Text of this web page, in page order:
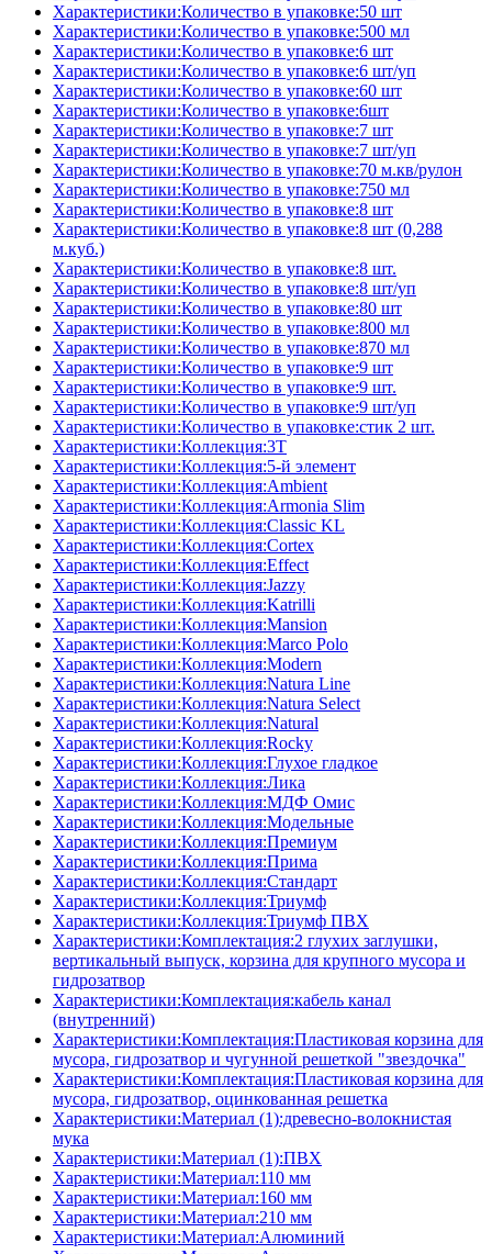
Характеристики:Количество в упаковке:50 шт
Характеристики:Количество в упаковке:500 мл
Характеристики:Количество в упаковке:6 шт
Характеристики:Количество в упаковке:6 шт/уп
Характеристики:Количество в упаковке:60 шт
Характеристики:Количество в упаковке:6шт
Характеристики:Количество в упаковке:7 шт
Характеристики:Количество в упаковке:7 шт/уп
Характеристики:Количество в упаковке:70 м.кв/рулон
Характеристики:Количество в упаковке:750 мл
Характеристики:Количество в упаковке:8 шт
Характеристики:Количество в упаковке:8 шт (0,288
м.куб.)
Характеристики:Количество в упаковке:8 шт.
Характеристики:Количество в упаковке:8 шт/уп
Характеристики:Количество в упаковке:80 шт
Характеристики:Количество в упаковке:800 мл
Характеристики:Количество в упаковке:870 мл
Характеристики:Количество в упаковке:9 шт
Характеристики:Количество в упаковке:9 шт.
Характеристики:Количество в упаковке:9 шт/уп
Характеристики:Количество в упаковке:стик 2 шт.
Характеристики:Коллекция:3T
Характеристики:Коллекция:5-й элемент
Характеристики:Коллекция:Ambient
Характеристики:Коллекция:Armonia Slim
Характеристики:Коллекция:Classic KL
Характеристики:Коллекция:Cortex
Характеристики:Коллекция:Effect
Характеристики:Коллекция:Jazzy
Характеристики:Коллекция:Katrilli
Характеристики:Коллекция:Mansion
Характеристики:Коллекция:Marco Polo
Характеристики:Коллекция:Modern
Характеристики:Коллекция:Natura Line
Характеристики:Коллекция:Natura Select
Характеристики:Коллекция:Natural
Характеристики:Коллекция:Rocky
Характеристики:Коллекция:Глухое гладкое
Характеристики:Коллекция:Лика
Характеристики:Коллекция:МДФ Омис
Характеристики:Коллекция:Модельные
Характеристики:Коллекция:Премиум
Характеристики:Коллекция:Прима
Характеристики:Коллекция:Стандарт
Характеристики:Коллекция:Триумф
Характеристики:Коллекция:Триумф ПВХ
Характеристики:Комплектация:2 глухих заглушки,
вертикальный выпуск, корзина для крупного мусора и
гидрозатвор
Характеристики:Комплектация:кабель канал
(внутренний)
Характеристики:Комплектация:Пластиковая корзина для
мусора, гидрозатвор и чугунной решеткой "звездочка"
Характеристики:Комплектация:Пластиковая корзина для
мусора, гидрозатвор, оцинкованная решетка
Характеристики:Материал (1):древесно-волокнистая
мука
Характеристики:Материал (1):ПВХ
Характеристики:Материал:110 мм
Характеристики:Материал:160 мм
Характеристики:Материал:210 мм
Характеристики:Материал:Алюминий